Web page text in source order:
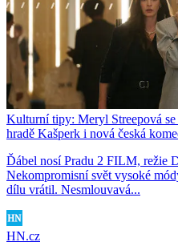
Kulturní tipy: Meryl Streepová
hradě Kašperk i nová česká
Ďábel nosí Pradu 2 FILM, režie
Nekompromisní svět vysoké
dílu vrátil. Nesmlouvavá...
HN.cz